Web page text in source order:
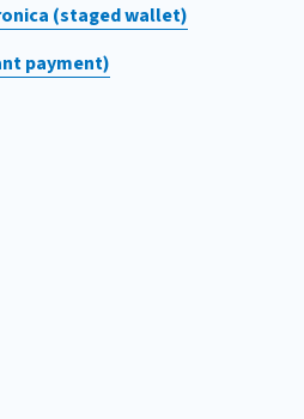
(staged wallet)
payment)